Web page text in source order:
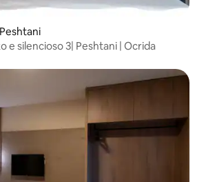
e silencioso 3| Peshtani | Ocrida